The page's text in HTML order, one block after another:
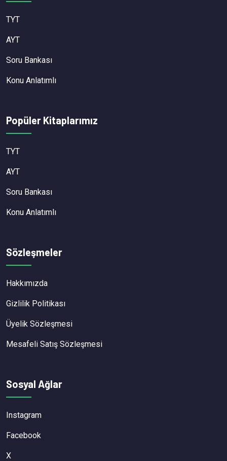
TYT
AYT
Soru Bankası
Konu Anlatımlı
Popüler Kitaplarımız
TYT
AYT
Soru Bankası
Konu Anlatımlı
Sözleşmeler
Hakkımızda
Gizlilik Politikası
Üyelik Sözleşmesi
Mesafeli Satış Sözleşmesi
Sosyal Ağlar
Instagram
Facebook
X